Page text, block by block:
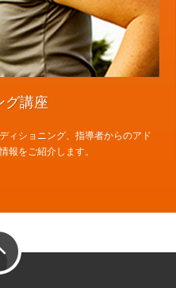
グ講座
ィショニング、指導者からのアド
報をご紹介します。